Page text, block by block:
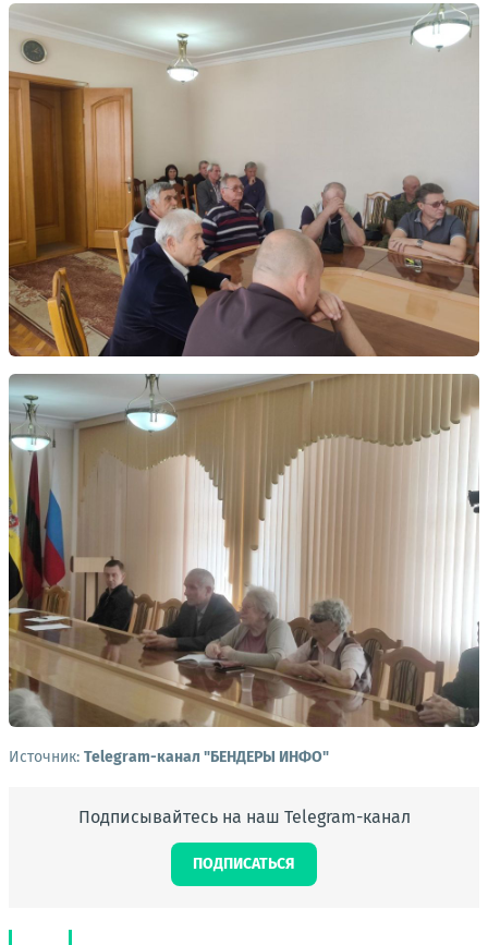
Источник: Telegram-канал "БЕНДЕРЫ ИНФО"
Подписывайтесь на наш Telegram-канал
ПОДПИСАТЬСЯ